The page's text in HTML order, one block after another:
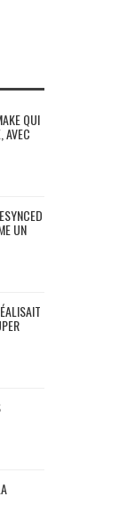
QUI
AVEC
UN